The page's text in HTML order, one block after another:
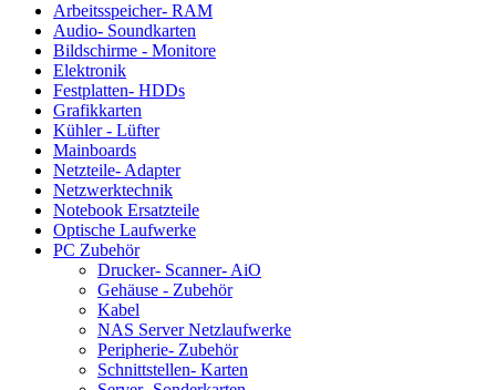
Arbeitsspeicher- RAM
Audio- Soundkarten
Bildschirme - Monitore
Elektronik
Festplatten- HDDs
Grafikkarten
Kühler - Lüfter
Mainboards
Netzteile- Adapter
Netzwerktechnik
Notebook Ersatzteile
Optische Laufwerke
PC Zubehör
Drucker- Scanner- AiO
Gehäuse - Zubehör
Kabel
NAS Server Netzlaufwerke
Peripherie- Zubehör
Schnittstellen- Karten